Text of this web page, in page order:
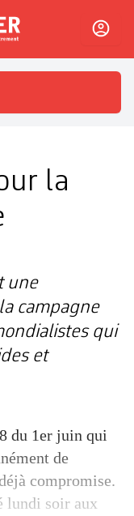
L'essentiel, autrement
la
une
campagne
qui
et
du 1er juin qui
de
compromise.
lundi soir aux